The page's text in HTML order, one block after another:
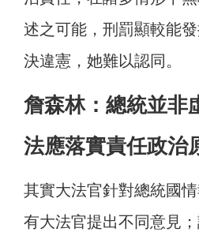
述之可能，刑罰顯較能
決違憲，她難以認同。
詹森林：總統並非
法應落實責任政治
其實大法官針對總統國
有大法官提出不同意見